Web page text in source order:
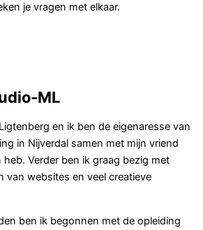
je vragen met elkaar.
ML
en ik ben de eigenaresse van
in Nijverdal samen met mijn vriend
Verder ben ik graag bezig met
van websites en veel creatieve
ben ik begonnen met de opleiding